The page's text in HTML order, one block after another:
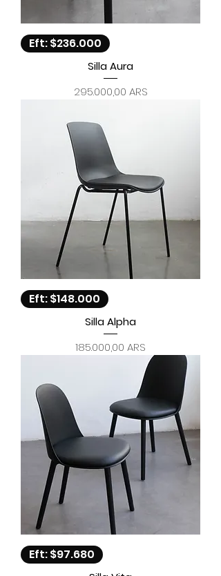
Eft: $236.000
Silla Aura
Precio
295.000,00 ARS
Eft: $148.000
Silla Alpha
Precio
185.000,00 ARS
Eft: $97.680